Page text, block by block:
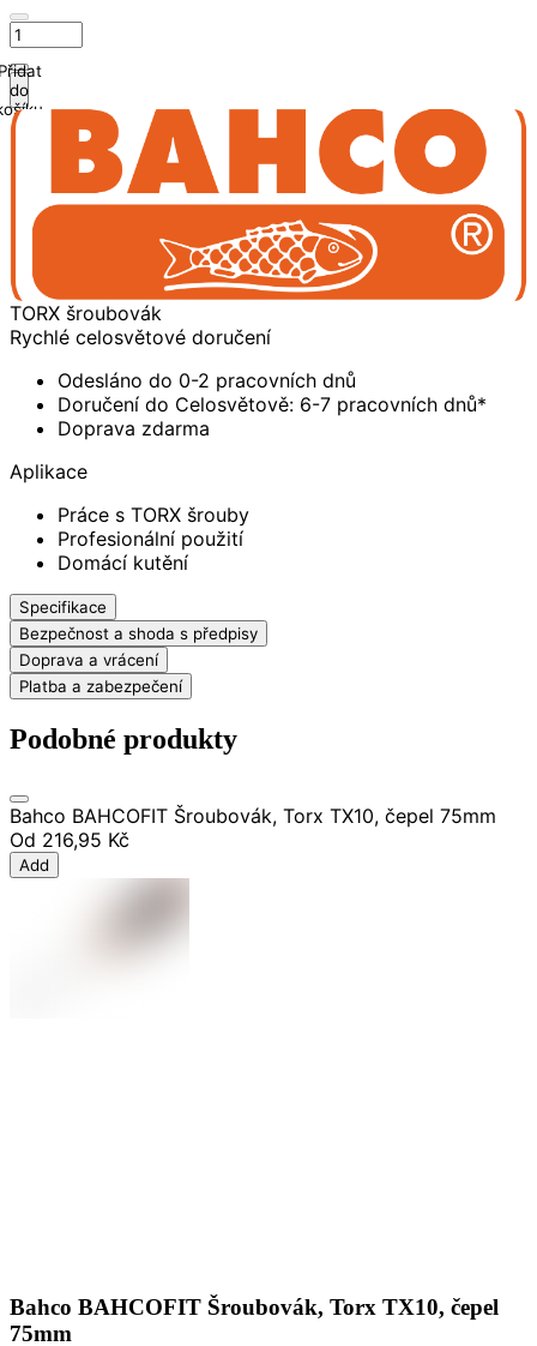
do
TORX šroubovák
Rychlé celosvětové doručení
Odesláno do 0-2 pracovních dnů
Doručení do Celosvětově: 6-7 pracovních dnů*
Doprava zdarma
Aplikace
Práce s TORX šrouby
Profesionální použití
Domácí kutění
Specifikace
Bezpečnost a shoda s předpisy
Doprava a vrácení
Platba a zabezpečení
Podobné produkty
Bahco BAHCOFIT Šroubovák, Torx TX10, čepel 75mm
Od 216,95 Kč
Add
Bahco BAHCOFIT Šroubovák, Torx TX10, čepel
75mm